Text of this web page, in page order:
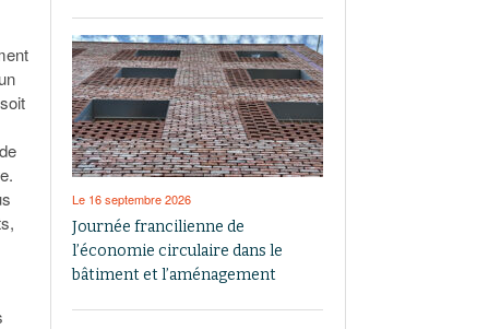
Le 16 septembre 2026
Journée francilienne de
l’économie circulaire dans le
bâtiment et l’aménagement